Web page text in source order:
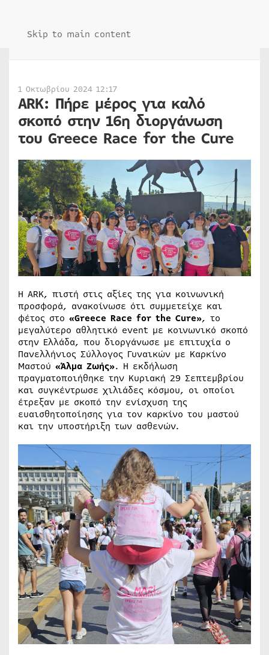
Skip to main content
1 Οκτωβρίου 2024 12:17
ARK: Πήρε μέρος για καλό
σκοπό στην 16η διοργάνωση
του Greece Race for the Cure
Η ARK, πιστή στις αξίες της για κοινωνική
προσφορά, ανακοίνωσε ότι συμμετείχε και
φέτος στο «Greece Race for the Cure», το
μεγαλύτερο αθλητικό event με κοινωνικό σκοπό
στην Ελλάδα, που διοργάνωσε με επιτυχία ο
Πανελλήνιος Σύλλογος Γυναικών με Καρκίνο
Μαστού «Άλμα Ζωής». Η εκδήλωση
πραγματοποιήθηκε την Κυριακή 29 Σεπτεμβρίου
και συγκέντρωσε χιλιάδες κόσμου, οι οποίοι
έτρεξαν με σκοπό την ενίσχυση της
ευαισθητοποίησης για τον καρκίνο του μαστού
και την υποστήριξη των ασθενών.